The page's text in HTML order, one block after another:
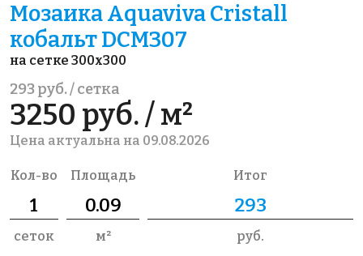
Мозаика Aquaviva Сristall
кобальт DCM307
на сетке 300x300
293 руб. / сетка
3250 руб. / м²
Цена актуальна на 09.08.2026
Кол-во
сеток
Площадь
м²
Итог
руб.